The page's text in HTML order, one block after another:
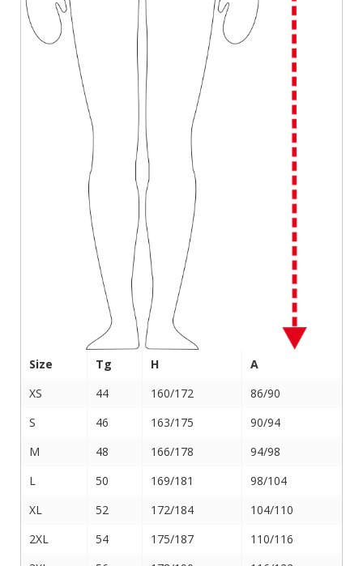
Size Tg H
A
XS
44 160/172
86/90
S
46 163/175
90/94
M
48 166/178
94/98
L
50 169/181
98/104
XL
52 172/184
104/110
2XL
54 175/187
110/116